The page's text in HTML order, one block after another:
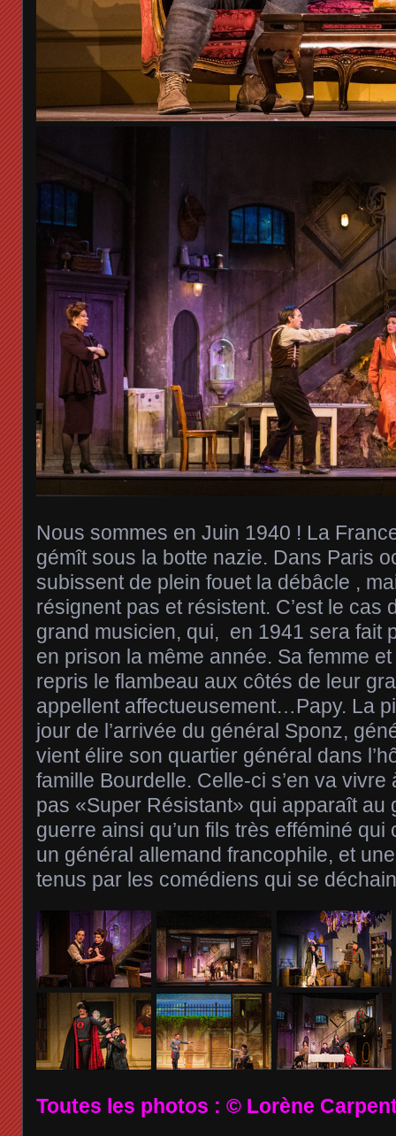
Nous sommes en Juin 1940 ! La
gémît sous la botte nazie. Dans Paris
subissent de plein fouet la débâcle ,
résignent pas et résistent. C’est le cas
grand musicien, qui, en 1941 sera fait
en prison la même année. Sa femme
repris le flambeau aux côtés de leur
appellent affectueusement…Papy. La
jour de l’arrivée du général Sponz,
vient élire son quartier général dans
famille Bourdelle. Celle-ci s’en va vivre
pas «Super Résistant» qui apparaît au
guerre ainsi qu’un fils très efféminé
un général allemand francophile, et
tenus par les comédiens qui se
Toutes les photos : © Lorène